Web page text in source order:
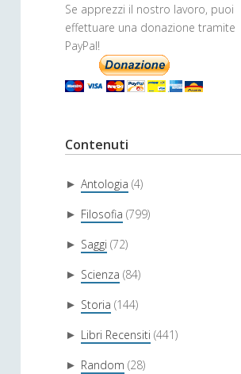
Se apprezzi il nostro lavoro, puoi
effettuare una donazione tramite
PayPal!
Contenuti
► Antologia (4)
► Filosofia (799)
► Saggi (72)
► Scienza (84)
► Storia (144)
► Libri Recensiti (441)
► Random (28)